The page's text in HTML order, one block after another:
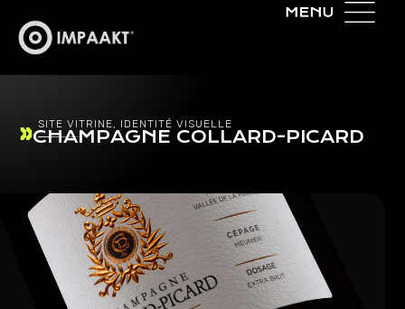
SITE VITRINE, IDENTITÉ VISUELLE
CHAMPAGNE COLLARD-PICARD